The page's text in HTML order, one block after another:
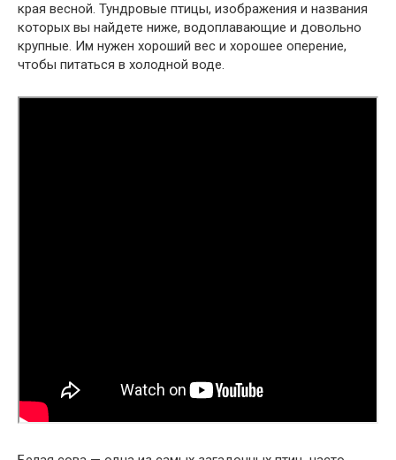
края весной. Тундровые птицы, изображения и названия
которых вы найдете ниже, водоплавающие и довольно
крупные. Им нужен хороший вес и хорошее оперение,
чтобы питаться в холодной воде.